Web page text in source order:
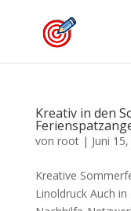
Kreativ in den
von root| Juni
Kreative
Linoldruck Auch